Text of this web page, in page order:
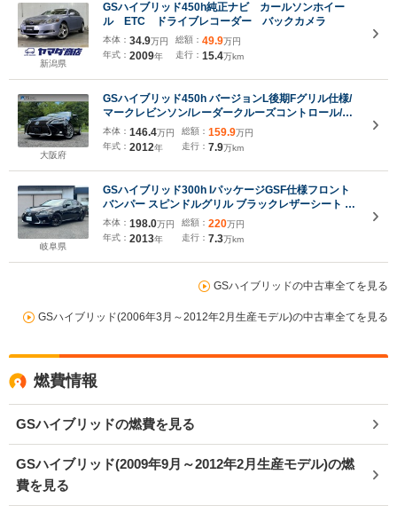
新潟県
GSハイブリッド450h純正ナビ カールソンホイー
ル ETC ドライブレコーダー バックカメラ
本体： 34.9万円
年式： 2009年
総額： 49.9万円
走行： 15.4万km
大阪府
GSハイブリッド450h バージョンL後期Fグリル仕様/
マークレビンソン/レーダークルーズコントロール/コ
ーナーセンサー/HUD/シートヒーター・エアコン/パワ
ーシート/シートメモリ/Bluetooth/バックカメラ/プッ
シュスタート
本体： 146.4万円
年式： 2012年
総額： 159.9万円
走行： 7.9万km
岐阜県
GSハイブリッド300h IパッケージGSF仕様フロント
バンパー スピンドルグリル ブラックレザーシート レ
ーダークルーズコントロール ウッドコンビハンドル
ETC 電動シート ヒートシーター
本体： 198.0万円
年式： 2013年
総額： 220万円
走行： 7.3万km
GSハイブリッドの中古車全てを見る
GSハイブリッド(2006年3月～2012年2月生産モデル)の中古車全てを見る
燃費情報
GSハイブリッドの燃費を見る
GSハイブリッド(2009年9月～2012年2月生産モデル)の燃
費を見る